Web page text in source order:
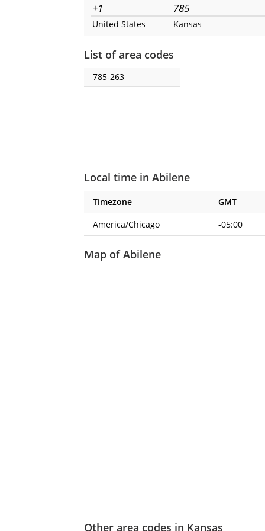
+1 785
United States Kansas
List of area codes
785-263
Local time in Abilene
Timezone
GMT
America/Chicago
-05:00
Map of Abilene
Other area codes in Kansas